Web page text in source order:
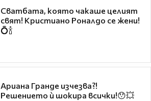
Сватбата, която чакаше целият
свят! Кристиано Роналдо се жени!
💍🍾
Ариана Гранде изчезва?!
Решението ѝ шокира всички!😯💥